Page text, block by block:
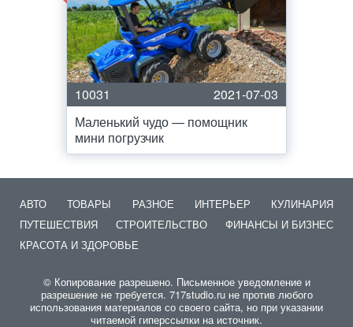
10031
2021-07-03
Маленький чудо — помощник
мини погрузчик
АВТО ТОВАРЫ РАЗНОЕ ИНТЕРЬЕР
КУЛИНАРИЯ
ПУТЕШЕСТВИЯ
СТРОИТЕЛЬСТВО
ФИНАНСЫ И БИЗНЕС
КРАСОТА И ЗДОРОВЬЕ
© Копирование разрешено. Письменное уведомление и
разрешение не требуется. 717studio.ru не против любого
использования материалов со своего сайта, но при указании
читаемой гиперссылки на источник.